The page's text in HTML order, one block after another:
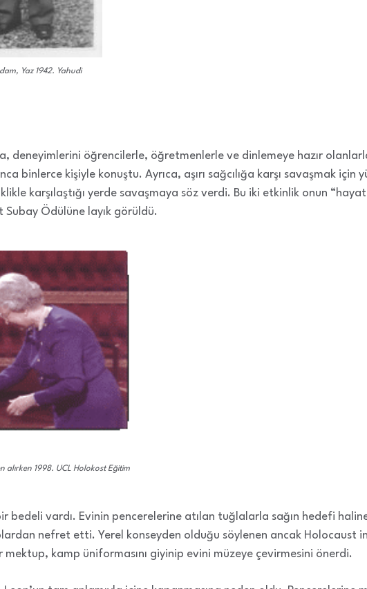
Yaz 1942. Yahudi
deneyimlerini öğrencilerle, öğretmenlerle ve dinlemeye hazır
binlerce kişiyle konuştu. Ayrıca, aşırı sağcılığa karşı savaşmak için
karşılaştığı yerde savaşmaya söz verdi. Bu iki etkinlik onun
Subay Ödülüne layık görüldü.
alırken 1998. UCL Holokost Eğitim
bedeli vardı. Evinin pencerelerine atılan tuğlalarla sağın hedefi
nefret etti. Yerel konseyden olduğu söylenen ancak Holocaust
mektup, kamp üniformasını giyinip evini müzeye çevirmesini önerdi.